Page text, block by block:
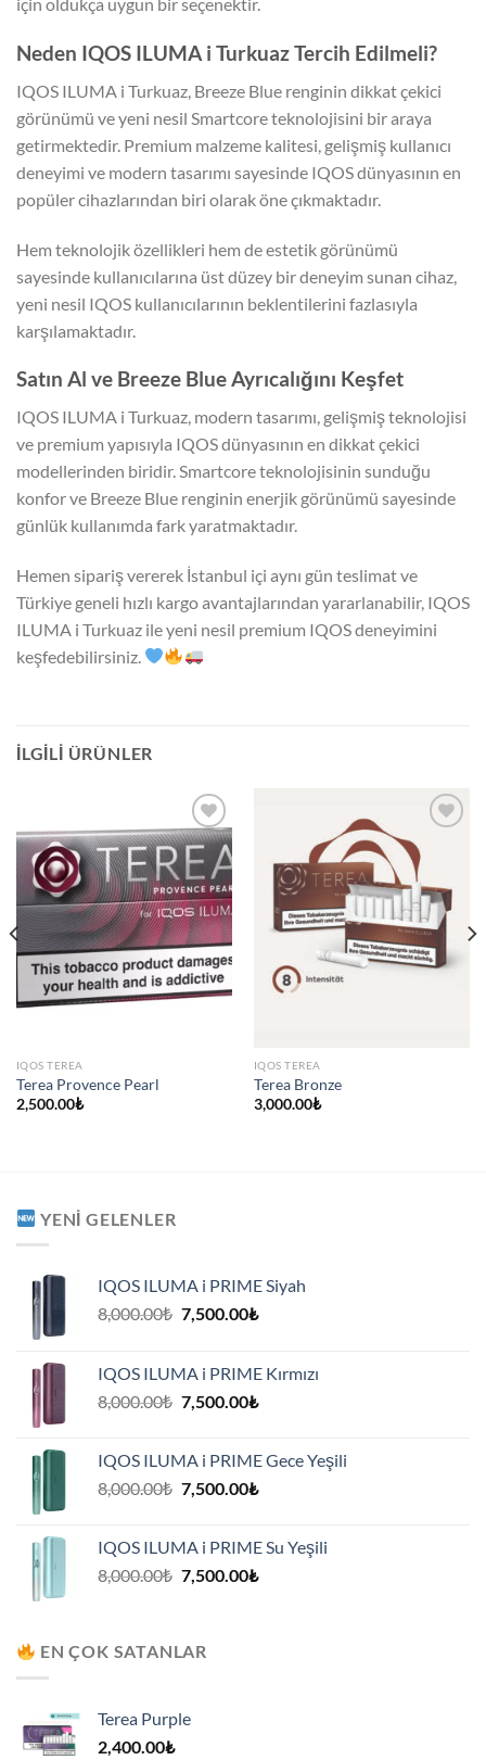
için oldukça uygun bir seçenektir.
Neden IQOS ILUMA i Turkuaz Tercih Edilmeli?
IQOS ILUMA i Turkuaz, Breeze Blue renginin dikkat çekici
görünümü ve yeni nesil Smartcore teknolojisini bir araya
getirmektedir. Premium malzeme kalitesi, gelişmiş kullanıcı
deneyimi ve modern tasarımı sayesinde IQOS dünyasının en
popüler cihazlarından biri olarak öne çıkmaktadır.
Hem teknolojik özellikleri hem de estetik görünümü
sayesinde kullanıcılarına üst düzey bir deneyim sunan cihaz,
yeni nesil IQOS kullanıcılarının beklentilerini fazlasıyla
karşılamaktadır.
Satın Al ve Breeze Blue Ayrıcalığını Keşfet
IQOS ILUMA i Turkuaz, modern tasarımı, gelişmiş teknolojisi
ve premium yapısıyla IQOS dünyasının en dikkat çekici
modellerinden biridir. Smartcore teknolojisinin sunduğu
konfor ve Breeze Blue renginin enerjik görünümü sayesinde
günlük kullanımda fark yaratmaktadır.
Hemen sipariş vererek İstanbul içi aynı gün teslimat ve
Türkiye geneli hızlı kargo avantajlarından yararlanabilir, IQOS
ILUMA i Turkuaz ile yeni nesil premium IQOS deneyimini
keşfedebilirsiniz.
İLGILI ÜRÜNLER
IQOS TEREA
Terea Provence Pearl
2,500.00₺
IQOS TEREA
Terea Bronze
3,000.00₺
YENI GELENLER
IQOS ILUMA i PRIME Siyah
8,000.00₺ Orijinal
7,500.00₺Şu
7,500.00₺.
IQOS ILUMA i PRIME Kırmızı
8,000.00₺ Orijinal
7,500.00₺Şu
7,500.00₺.
IQOS ILUMA i PRIME Gece Yeşili
8,000.00₺ Orijinal
7,500.00₺Şu
7,500.00₺.
IQOS ILUMA i PRIME Su Yeşili
8,000.00₺ Orijinal
7,500.00₺Şu
EN ÇOK SATANLAR
Terea Purple
2,400.00₺